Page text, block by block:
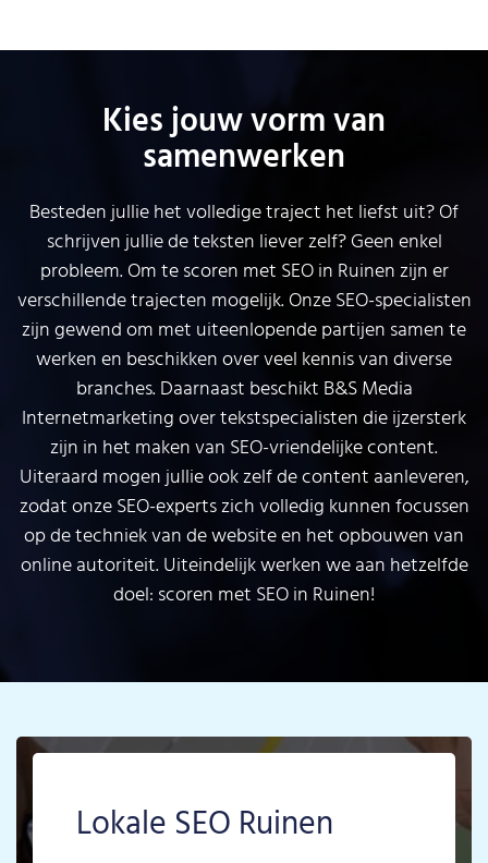
Kies jouw vorm van
samenwerken
Besteden jullie het volledige traject het liefst uit? Of
schrijven jullie de teksten liever zelf? Geen enkel
probleem. Om te scoren met SEO in Ruinen zijn er
verschillende trajecten mogelijk. Onze SEO-specialisten
zijn gewend om met uiteenlopende partijen samen te
werken en beschikken over veel kennis van diverse
branches. Daarnaast beschikt B&S Media
Internetmarketing over tekstspecialisten die ijzersterk
zijn in het maken van SEO-vriendelijke content.
Uiteraard mogen jullie ook zelf de content aanleveren,
zodat onze SEO-experts zich volledig kunnen focussen
op de techniek van de website en het opbouwen van
online autoriteit. Uiteindelijk werken we aan hetzelfde
doel: scoren met SEO in Ruinen!
Lokale SEO Ruinen